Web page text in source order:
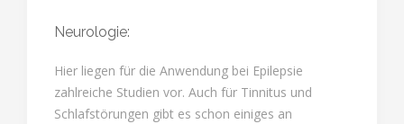
Neurologie:
Hier liegen für die Anwendung bei Epilepsie
zahlreiche Studien vor. Auch für Tinnitus und
Schlafstörungen gibt es schon einiges an